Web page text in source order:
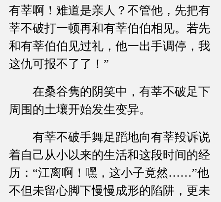
有莘啊！难道是亲人？不管他，先把有
莘不破打一顿再和有莘伯伯相见。若先
和有莘伯伯见过礼，他一出手调停，我
这仇可报不了了！”
在桑谷隽的阴笑中，有莘不破足下
周围的土壤开始发生变异。
有莘不破手舞足蹈地向有莘羖诉说
着自己从小以来的生活和这段时间的经
历：“江离啊！嘿，这小子竟然……”他
不但未留心脚下慢慢成形的陷阱，更未